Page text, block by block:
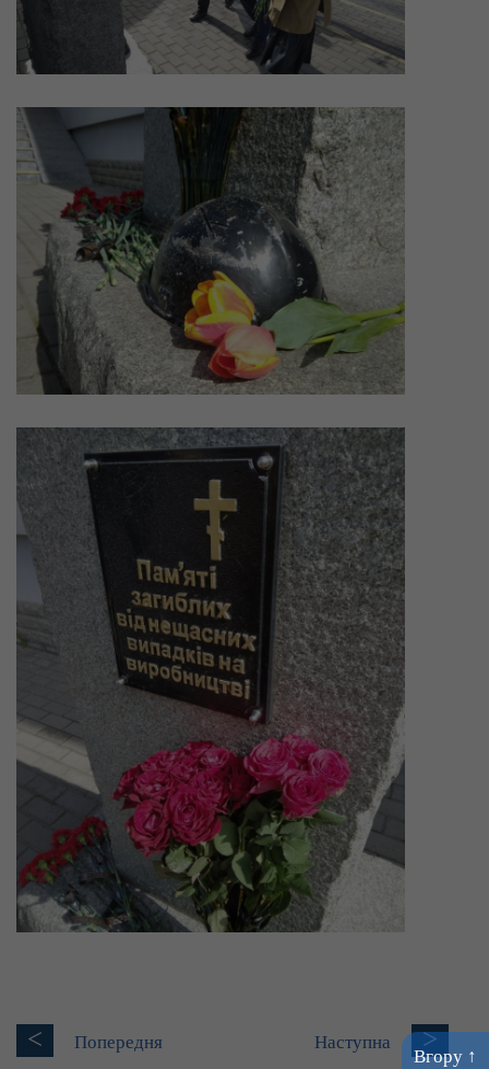
< Попередня Наступна >
Вгору ↑